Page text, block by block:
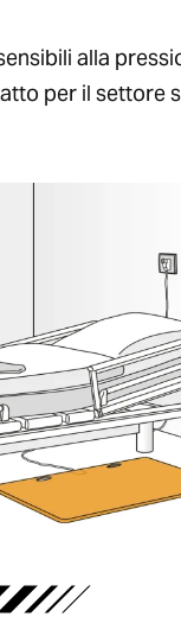
alla
per il settore